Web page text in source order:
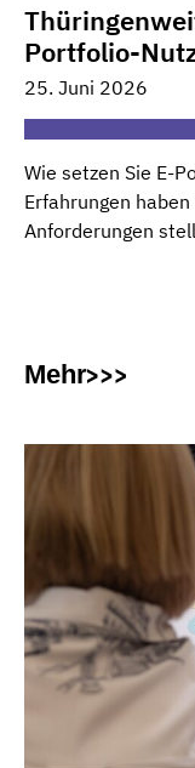
Portfolio-
25. Juni 2026
Wie setzen Sie E-
Erfahrungen
Anforderungen
Mehr